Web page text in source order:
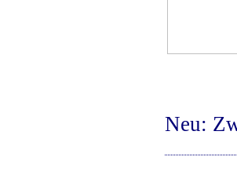
Neu: